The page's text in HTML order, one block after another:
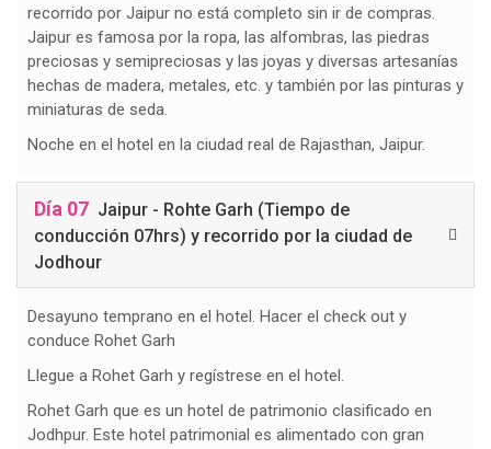
recorrido por Jaipur no está completo sin ir de compras.
Jaipur es famosa por la ropa, las alfombras, las piedras
preciosas y semipreciosas y las joyas y diversas artesanías
hechas de madera, metales, etc. y también por las pinturas y
miniaturas de seda.
Noche en el hotel en la ciudad real de Rajasthan, Jaipur.
Día 07 Jaipur - Rohte Garh (Tiempo de
conducción 07hrs) y recorrido por la ciudad de
Jodhour
Desayuno temprano en el hotel. Hacer el check out y
conduce Rohet Garh
Llegue a Rohet Garh y regístrese en el hotel.
Rohet Garh que es un hotel de patrimonio clasificado en
Jodhpur. Este hotel patrimonial es alimentado con gran